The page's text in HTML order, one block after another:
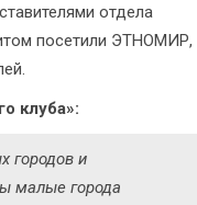
отдела
посетили ЭТНОМИР,
клуба»:
городов и
малые города